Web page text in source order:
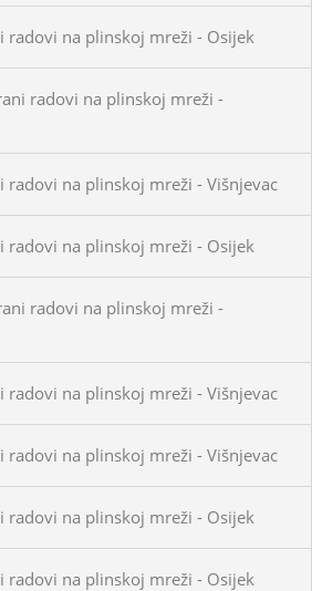
radovi na plinskoj mreži - Osijek
radovi na plinskoj mreži -
radovi na plinskoj mreži - Višnjevac
radovi na plinskoj mreži - Osijek
radovi na plinskoj mreži -
radovi na plinskoj mreži - Višnjevac
radovi na plinskoj mreži - Višnjevac
radovi na plinskoj mreži - Osijek
radovi na plinskoj mreži - Osijek